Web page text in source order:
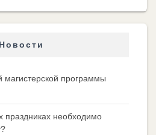
Новости
магистерской программы
праздниках необходимо